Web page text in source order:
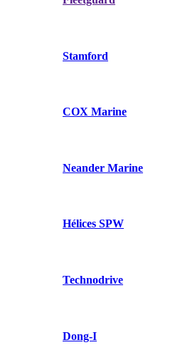
Stamford
COX Marine
Neander Marine
Hélices SPW
Technodrive
Dong-I